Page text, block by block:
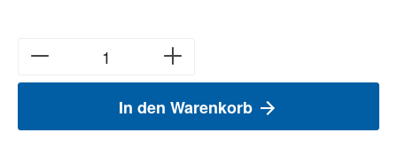
In den Warenkorb